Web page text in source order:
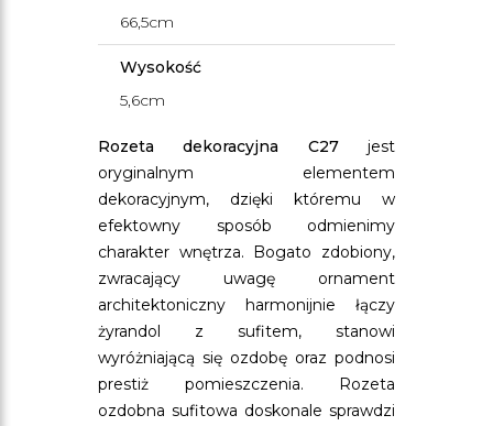
66,5cm
Wysokość
5,6cm
Rozeta dekoracyjna C27jest
oryginalnym elementem
dekoracyjnym, dzięki któremu w
efektowny sposób odmienimy
charakter wnętrza. Bogato zdobiony,
zwracający uwagę ornament
architektoniczny harmonijnie łączy
żyrandol z sufitem, stanowi
wyróżniającą się ozdobę oraz podnosi
prestiż pomieszczenia. Rozeta
ozdobna sufitowa doskonale sprawdzi